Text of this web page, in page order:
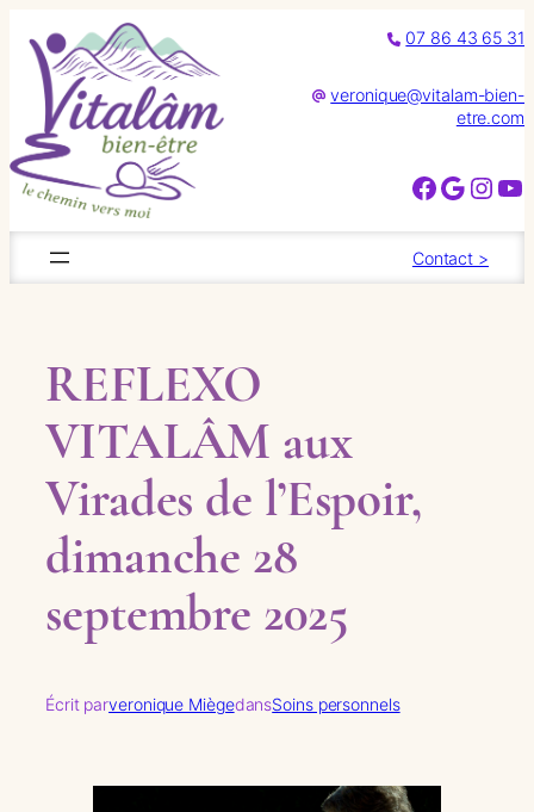
contenu
07 86 43 65 31
veronique@vitalam-bien-
etre.com
Facebook Google Instagram YouTube
Contact >
REFLEXO
VITALÂM aux
Virades de l’Espoir,
dimanche 28
septembre 2025
Écrit parveronique MiègedansSoins personnels